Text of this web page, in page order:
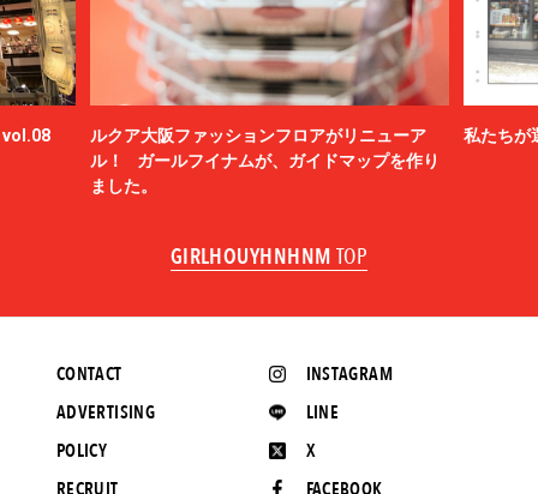
vol.08
ルクア大阪ファッションフロアがリニューア
ル！ ガールフイナムが、ガイドマップを作り
ました。
私たちが
GIRLHOUYHNHNM TOP
INSTAGRAM
LINE
X
FACEBOOK
CONTACT
ADVERTISING
POLICY
RECRUIT